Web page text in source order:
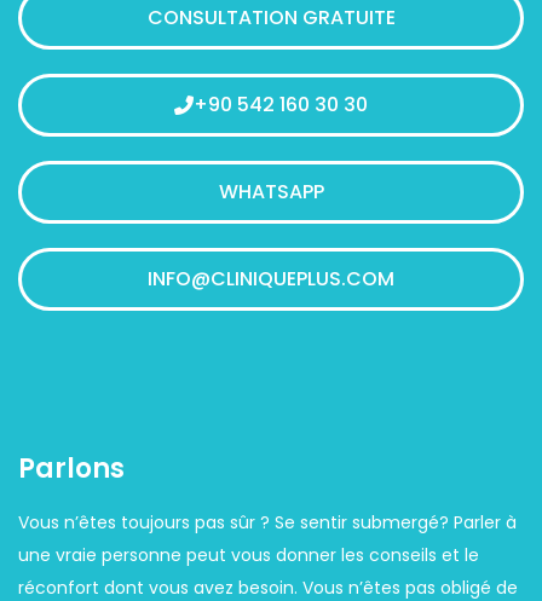
Parlons
Vous n’êtes toujours pas sûr ? Se sentir submergé? Parler à
une vraie personne peut vous donner les conseils et le
réconfort dont vous avez besoin. Vous n’êtes pas obligé de
CONSULTATION GRATUITE
+90 542 160 30 30
WHATSAPP
INFO@CLINIQUEPLUS.COM